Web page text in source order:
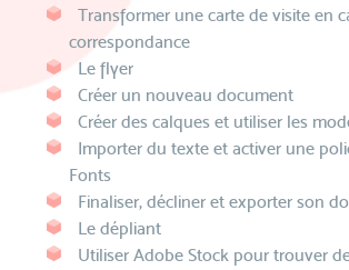
Transformer une carte de visite en
correspondance
Le flyer
Créer un nouveau document
Créer des calques et utiliser les
Importer du texte et activer une
Fonts
Finaliser, décliner et exporter son
Le dépliant
Utiliser Adobe Stock pour trouver